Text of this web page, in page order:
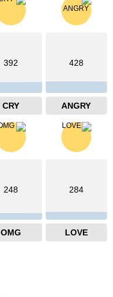
428
ANGRY
392
CRY
284
LOVE
248
OMG